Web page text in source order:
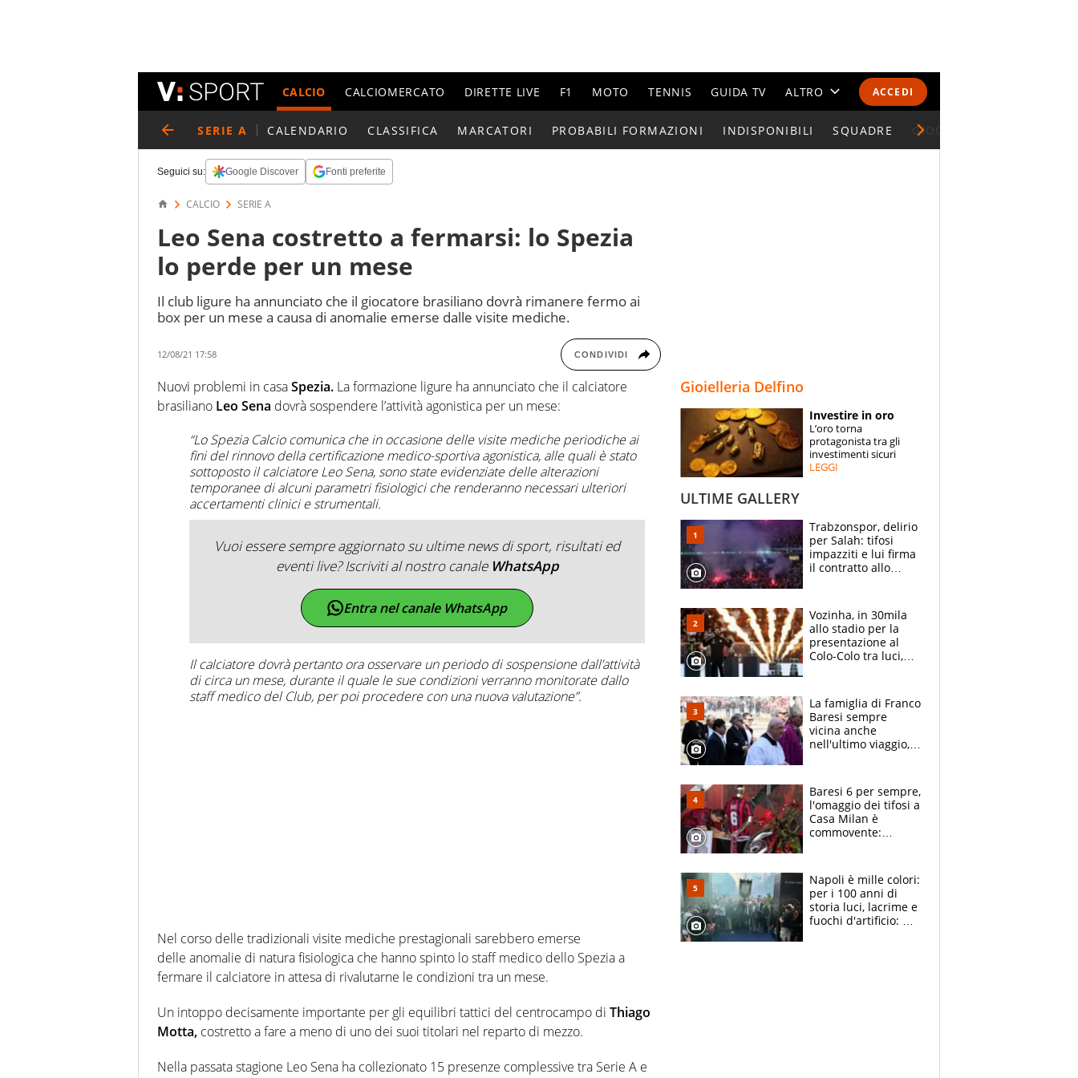
ACCEDI
CALCIO CALCIOMERCATO DIRETTE LIVE F1 MOTO TENNIS GUIDA TV ALTRO
CALENDARI E CLASSIFICHE
ESPERTI
CONTATTI
SERIE A CALENDARIO CLASSIFICA MARCATORI PROBABILI FORMAZIONI INDISPONIBILI SQUADRE GIOCATORI SERIE A
Seguici su: Google Discover Fonti preferite
CALCIO SERIE A
Leo Sena costretto a fermarsi: lo Spezia
lo perde per un mese
Il club ligure ha annunciato che il giocatore brasiliano dovrà rimanere fermo ai
box per un mese a causa di anomalie emerse dalle visite mediche.
12/08/21 17:58 CONDIVIDI
Nuovi problemi in casaSpezia. La formazione ligure ha annunciato che il calciatore
brasiliano Leo Sena dovrà sospendere l’attività agonistica per un mese:
“Lo Spezia Calcio comunica che in occasione delle visite mediche periodiche ai
fini del rinnovo della certificazione medico-sportiva agonistica, alle quali è stato
sottoposto il calciatore Leo Sena, sono state evidenziate delle alterazioni
temporanee di alcuni parametri fisiologici che renderanno necessari ulteriori
accertamenti clinici e strumentali.
Vuoi essere sempre aggiornato su ultime news di sport, risultati ed
eventi live? Iscriviti al nostro canale WhatsApp
Entra nel canale WhatsApp
Il calciatore dovrà pertanto ora osservare un periodo di sospensione dall’attività
di circa un mese, durante il quale le sue condizioni verranno monitorate dallo
staff medico del Club, per poi procedere con una nuova valutazione”.
Nel corso delle tradizionali visite mediche prestagionali sarebbero emerse
delle anomalie di natura fisiologica che hanno spinto lo staff medico dello Spezia a
fermare il calciatore in attesa di rivalutarne le condizioni tra un mese.
Un intoppo decisamente importante per gli equilibri tattici del centrocampo di Thiago
Motta, costretto a fare a meno di uno dei suoi titolari nel reparto di mezzo.
Nella passata stagione Leo Sena ha collezionato 15 presenze complessive tra Serie A e
Gioielleria Delfino
Investire in oro
L’oro torna
protagonista tra gli
investimenti sicuri
LEGGI
ULTIME GALLERY
Trabzonspor, delirio
per Salah: tifosi
impazziti e lui firma
il contratto allo
Vozinha, in 30mila
allo stadio per la
presentazione al
Colo-Colo tra luci,
La famiglia di Franco
Baresi sempre
vicina anche
nell'ultimo viaggio,
circondati
dall'affetto dei tifosi
Baresi 6 per sempre,
l'omaggio dei tifosi a
Casa Milan è
commovente:
bigliettini
Napoli è mille colori:
per i 100 anni di
storia luci, lacrime e
fuochi d'artificio: De